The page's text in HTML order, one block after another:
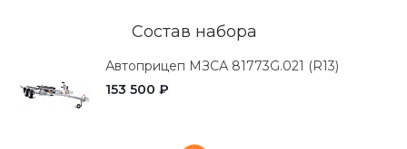
Состав набора
Автоприцеп МЗСА 81773G.021 (R13)
153 500 ₽